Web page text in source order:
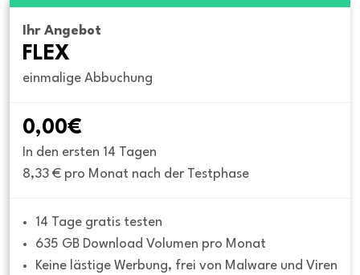
Ihr Angebot
FLEX
einmalige Abbuchung
0,00€
In den ersten 14 Tagen
8,33 € pro Monat nach der Testphase
14 Tage gratis testen
635 GB Download Volumen pro Monat
Keine lästige Werbung, frei von Malware und Viren